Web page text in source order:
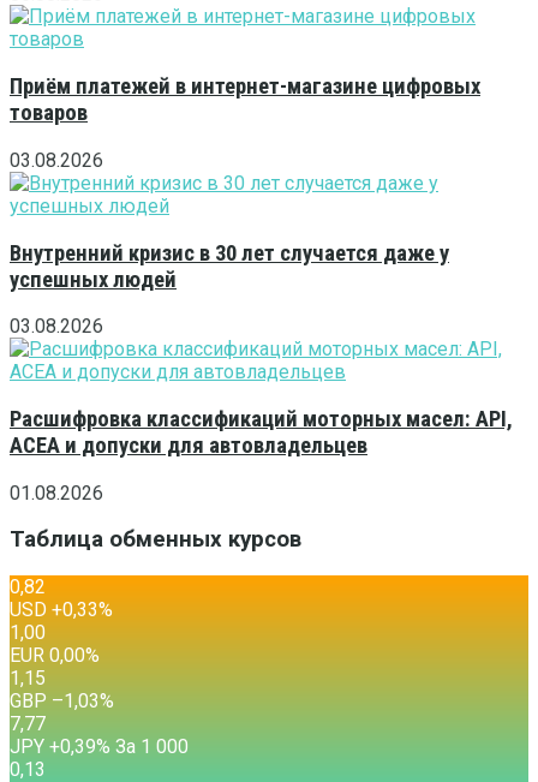
Приём платежей в интернет-магазине цифровых
товаров
03.08.2026
Внутренний кризис в 30 лет случается даже у
успешных людей
03.08.2026
Расшифровка классификаций моторных масел: API,
ACEA и допуски для автовладельцев
01.08.2026
Таблица обменных курсов
0,82
USD +0,33%
1,00
EUR 0,00%
1,15
GBP –1,03%
7,77
JPY +0,39% За 1 000
0,13